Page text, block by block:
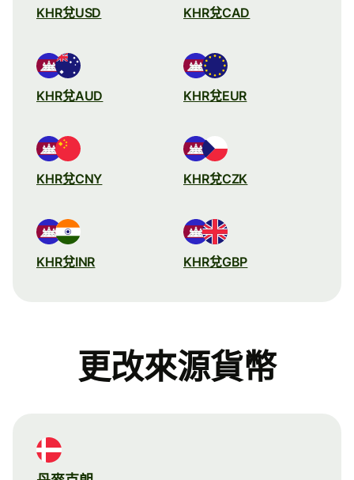
KHR兌USD KHR兌CAD
KHR兌AUD KHR兌EUR
KHR兌CNY KHR兌CZK
KHR兌INR KHR兌GBP
更改來源貨幣